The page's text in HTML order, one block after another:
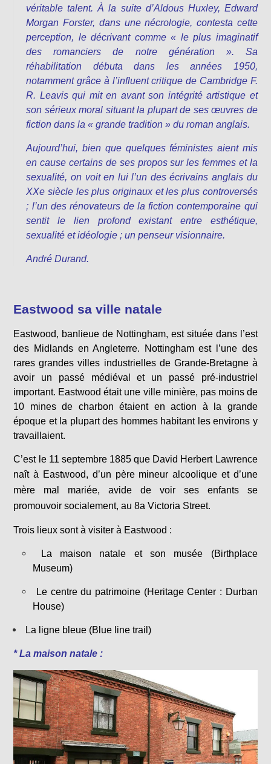
véritable talent. À la suite d’Aldous Huxley, Edward
Morgan Forster, dans une nécrologie, contesta cette
perception, le décrivant comme « le plus imaginatif
des romanciers de notre génération ». Sa
réhabilitation débuta dans les années 1950,
notamment grâce à l’influent critique de Cambridge F.
R. Leavis qui mit en avant son intégrité artistique et
son sérieux moral situant la plupart de ses œuvres de
fiction dans la « grande tradition » du roman anglais.
Aujourd’hui, bien que quelques féministes aient mis
en cause certains de ses propos sur les femmes et la
sexualité, on voit en lui l’un des écrivains anglais du
XXe siècle les plus originaux et les plus controversés
; l’un des rénovateurs de la fiction contemporaine qui
sentit le lien profond existant entre esthétique,
sexualité et idéologie ; un penseur visionnaire.
André Durand.
Eastwood sa ville natale
Eastwood, banlieue de Nottingham, est située dans l’est
des Midlands en Angleterre. Nottingham est l’une des
rares grandes villes industrielles de Grande-Bretagne à
avoir un passé médiéval et un passé pré-industriel
important. Eastwood était une ville minière, pas moins de
10 mines de charbon étaient en action à la grande
époque et la plupart des hommes habitant les environs y
travaillaient.
C’est le 11 septembre 1885 que David Herbert Lawrence
naît à Eastwood, d’un père mineur alcoolique et d’une
mère mal mariée, avide de voir ses enfants se
promouvoir socialement, au 8a Victoria Street.
Trois lieux sont à visiter à Eastwood :
La maison natale et son musée (Birthplace
Museum)
Le centre du patrimoine (Heritage Center : Durban
House)
La ligne bleue (Blue line trail)
* La maison natale :